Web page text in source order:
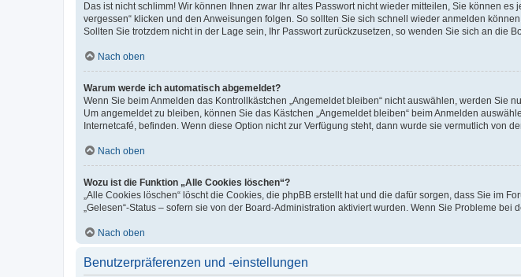
Das ist nicht schlimm! Wir können Ihnen zwar Ihr altes Passwort nicht wieder mitteilen, Sie können
vergessen“ klicken und den Anweisungen folgen. So sollten Sie sich schnell wieder anmelden
Sollten Sie trotzdem nicht in der Lage sein, Ihr Passwort zurückzusetzen, so wenden Sie sich an die
Nach oben
Warum werde ich automatisch abgemeldet?
Wenn Sie beim Anmelden das Kontrollkästchen „Angemeldet bleiben“ nicht auswählen, werden
Um angemeldet zu bleiben, können Sie das Kästchen „Angemeldet bleiben“ beim Anmelden
Internetcafé, befinden. Wenn diese Option nicht zur Verfügung steht, dann wurde sie vermutlich von
Nach oben
Wozu ist die Funktion „Alle Cookies löschen“?
„Alle Cookies löschen“ löscht die Cookies, die phpBB erstellt hat und die dafür sorgen, dass Sie im
„Gelesen“-Status – sofern sie von der Board-Administration aktiviert wurden. Wenn Sie Probleme
Nach oben
Benutzerpräferenzen und -einstellungen